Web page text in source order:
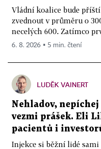
Vládní koalice bude
zvednout v průměru o
necelých 600. Zatímco
6. 8. 2026 ▪ 5 min. čtení
LUDĚK VAINERT
Nehladov,
vezmi prášek. Eli
pacientů i
Injekce si běžní lidé